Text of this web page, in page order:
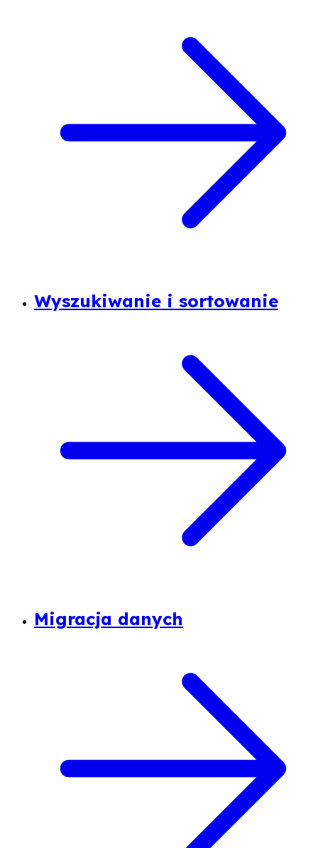
Wyszukiwanie i sortowanie
Migracja danych